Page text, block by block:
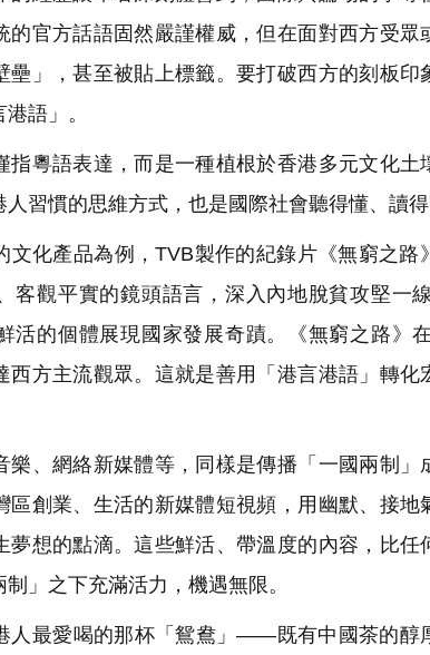
的官方話語固然嚴謹權威，但在面對西方受
壘」，甚至被貼上標籤。要打破西方的刻板
語」。
粵語表達，而是一種植根於香港多元文化土
習慣的思維方式，也是國際社會聽得懂、讀得
化產品為例，TVB製作的紀錄片《無窮之路
客觀平實的鏡頭語言，深入內地脫貧攻堅一
活的個體展現國家發展奇蹟。《無窮之路》
西方主流觀眾。這就是善用「港言港語」轉
、網絡新媒體等，同樣是傳播「一國兩制」
區創業、生活的新媒體短視頻，用幽默、接
夢想的點滴。這些鮮活、帶溫度的內容，比
」之下充滿活力，機遇無限。
最愛喝的那杯「鴛鴦」——既有中國茶的醇